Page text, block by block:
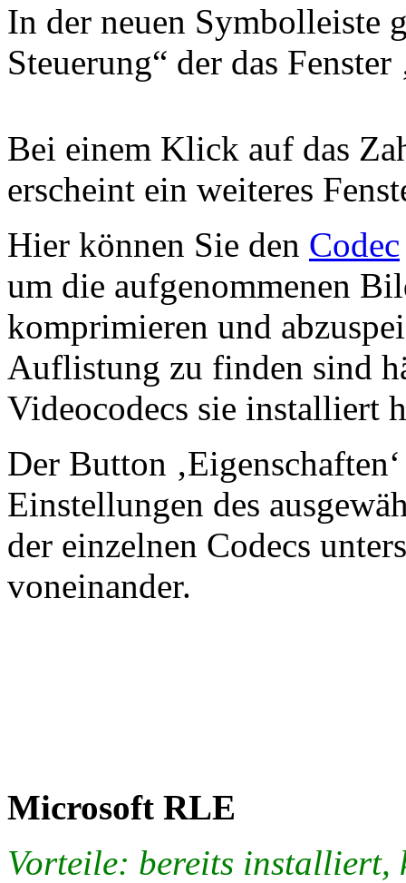
In der neuen Symbolleiste
Steuerung“ der das
Bei einem Klick auf das
erscheint ein weiteres
Hier können Sie den Codec
um die aufgenommenen
komprimieren und
Auflistung zu finden sind
Videocodecs sie installiert
Der Button
Einstellungen des
der einzelnen Codecs
voneinander.
Microsoft RLE
Vorteile: bereits installiert,